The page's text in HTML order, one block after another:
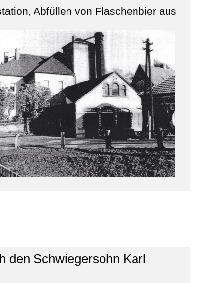
Abfüllen von Flaschenbier aus
den Schwiegersohn Karl